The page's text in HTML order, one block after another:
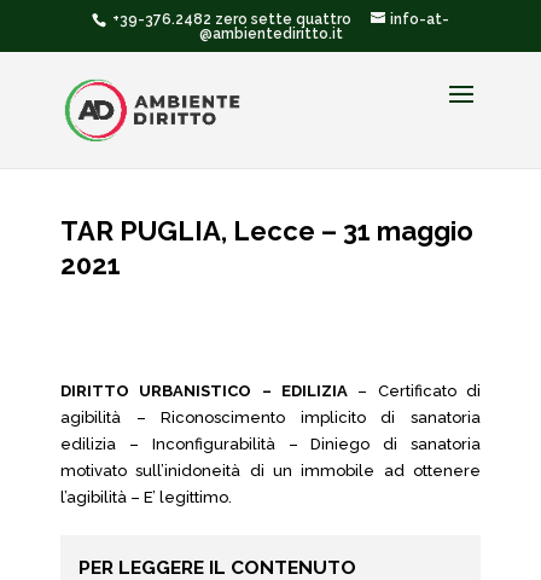
+39-376.2482 zero sette quattro
info-at-
@ambientediritto.it
TAR PUGLIA, Lecce – 31 maggio
2021
DIRITTO URBANISTICO – EDILIZIA – Certificato di
agibilità – Riconoscimento implicito di sanatoria
edilizia – Inconfigurabilità – Diniego di sanatoria
motivato sull’inidoneità di un immobile ad ottenere
l’agibilità – E’ legittimo.
PER LEGGERE IL CONTENUTO